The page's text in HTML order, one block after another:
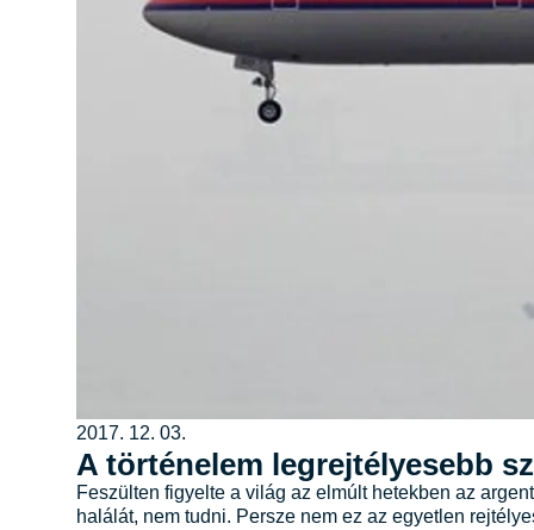
2017. 12. 03.
A történelem legrejtélyesebb
Feszülten figyelte a világ az elmúlt hetekben az
halálát, nem tudni. Persze nem ez az egyetlen